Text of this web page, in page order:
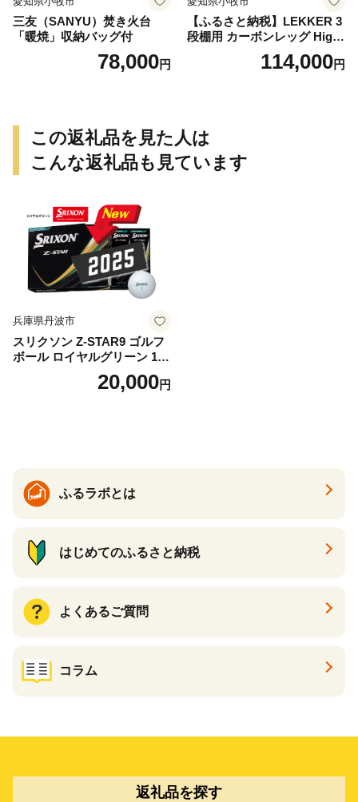
三友（SANYU）焚き火台
「暖焼」収納バッグ付
78,000円
【ふるさと納税】LEKKER 3
段棚用 カーボンレッグ High
3 2脚 キャンプ アウトドア ソ
ロキャン カーボン アウトド
県 小牧市 送料無料
114,000円
この返礼品を見た人は
こんな返礼品も見ています
兵庫県丹波市
スリクソン Z-STAR9 ゴルフ
ボール ロイヤルグリーン 1ダ
ース 12球 兵庫県丹波市 ふる
20,000円
ふるラボとは
はじめてのふるさと納税
よくあるご質問
コラム
返礼品を探す